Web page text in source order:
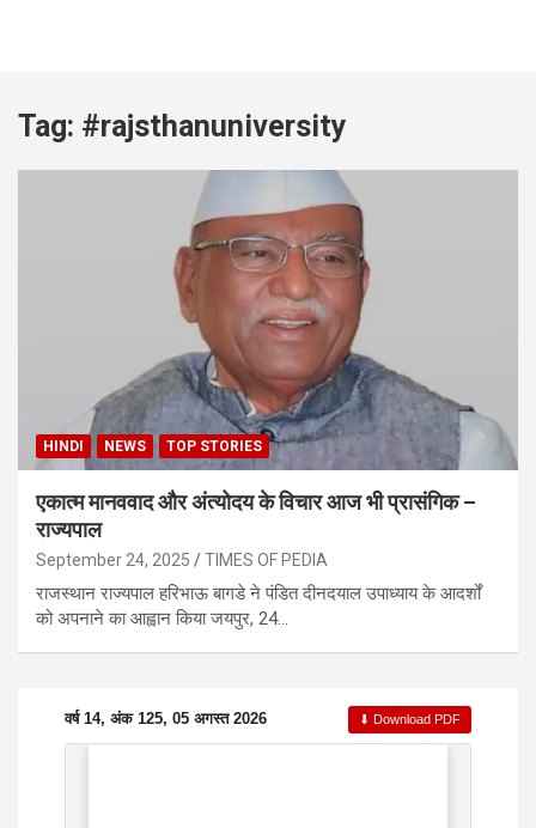
Tag: #rajsthanuniversity
HINDI NEWS TOP STORIES
एकात्म मानववाद और अंत्योदय के विचार आज भी प्रासंगिक –
राज्यपाल
September 24, 2025 TIMES OF PEDIA
राजस्थान राज्यपाल हरिभाऊ बागडे ने पंडित दीनदयाल उपाध्याय के आदर्शों
को अपनाने का आह्वान किया जयपुर, 24…
वर्ष 14, अंक 125, 05 अगस्त 2026 ⬇ Download PDF